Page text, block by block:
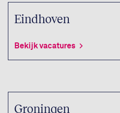
Eindhoven
Bekijk vacatures
Groningen